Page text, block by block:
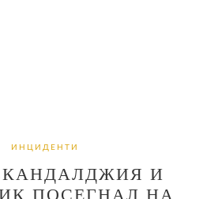
ИНЦИДЕНТИ
И
ПОСЕГНАЛ НА